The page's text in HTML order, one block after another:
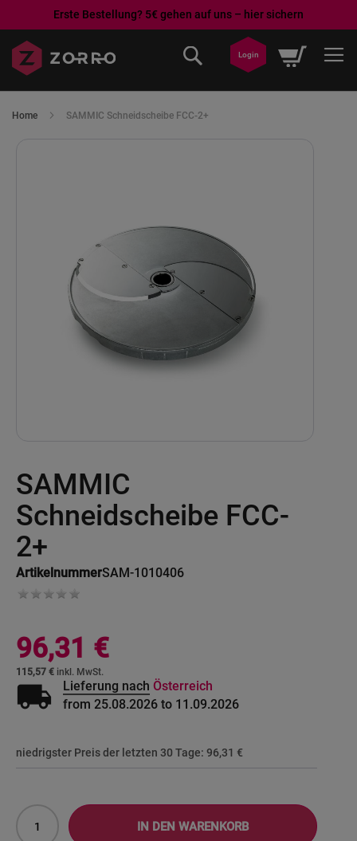
Erste Bestellung? 5€ gehen auf uns – hier sichern
zum
Mein
Login
Home SAMMIC Schneidscheibe FCC-2+
SAMMIC
Schneidscheibe FCC-
2+
ArtikelnummerSAM-1010406
to
the
beginning
of
images
gallery
115,57 €
96,31 €
local_shipping Lieferung nach Österreich
from 25.08.2026 to 11.09.2026
niedrigster Preis der letzten 30 Tage: 96,31 €
IN DEN WARENKORB